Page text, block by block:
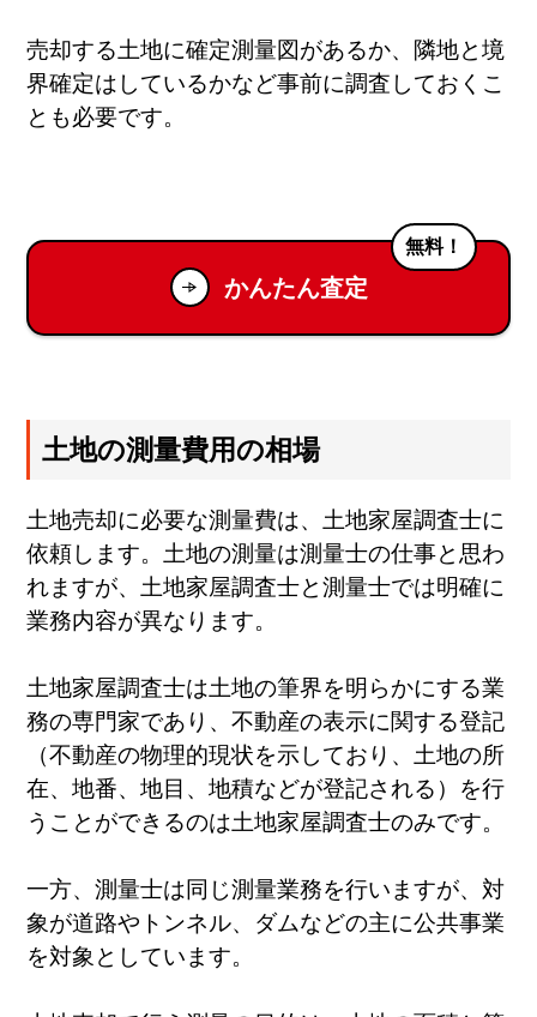
売却する土地に確定測量図があるか、隣地と境
界確定はしているかなど事前に調査しておくこ
とも必要です。
かんたん査定
無料！
土地の測量費用の相場
土地売却に必要な測量費は、土地家屋調査士に
依頼します。土地の測量は測量士の仕事と思わ
れますが、土地家屋調査士と測量士では明確に
業務内容が異なります。
土地家屋調査士は土地の筆界を明らかにする業
務の専門家であり、不動産の表示に関する登記
（不動産の物理的現状を示しており、土地の所
在、地番、地目、地積などが登記される）を行
うことができるのは土地家屋調査士のみです。
一方、測量士は同じ測量業務を行いますが、対
象が道路やトンネル、ダムなどの主に公共事業
を対象としています。